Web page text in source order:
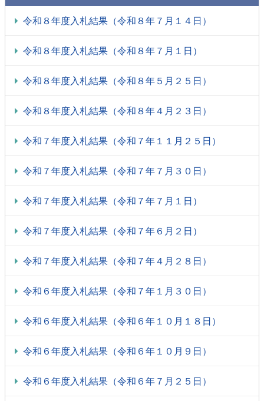
令和８年度入札結果（令和８年７月１４日）
令和８年度入札結果（令和８年７月１日）
令和８年度入札結果（令和８年５月２５日）
令和８年度入札結果（令和８年４月２３日）
令和７年度入札結果（令和７年１１月２５日）
令和７年度入札結果（令和７年７月３０日）
令和７年度入札結果（令和７年７月１日）
令和７年度入札結果（令和７年６月２日）
令和７年度入札結果（令和７年４月２８日）
令和６年度入札結果（令和７年１月３０日）
令和６年度入札結果（令和６年１０月１８日）
令和６年度入札結果（令和６年１０月９日）
令和６年度入札結果（令和６年７月２５日）